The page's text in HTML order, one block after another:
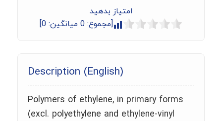
امتیاز بدهید
[مجموع: 0 میانگین: 0
]
Description (English)
Polymers of ethylene, in primary forms
(excl. polyethylene and ethylene-vinyl